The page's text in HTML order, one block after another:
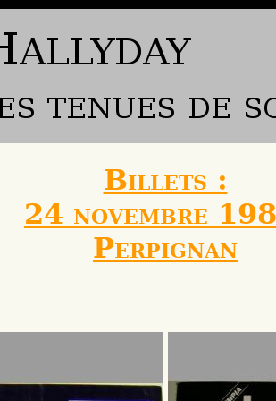
Billets :
24 novembre
Perpignan